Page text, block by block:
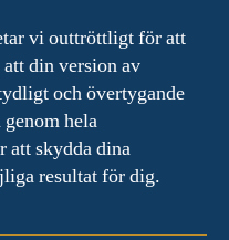
vi outtröttligt för att
din version av
och övertygande
hela
att skydda dina
resultat för dig.